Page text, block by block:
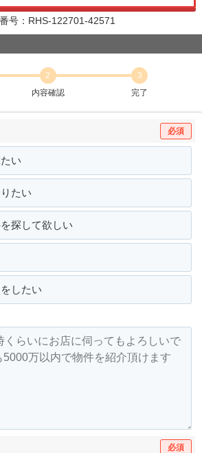
号：RHS-122701-42571
2
内容確認
3
完了
必須
い
たい
探して欲しい
したい
必須